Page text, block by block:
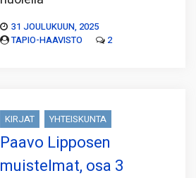
31 JOULUKUUN, 2025
TAPIO-HAAVISTO
2
KIRJAT YHTEISKUNTA
Paavo Lipposen
muistelmat, osa 3